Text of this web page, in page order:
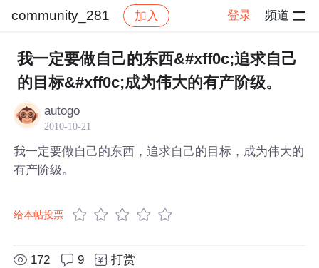
community_281 加入 登录 频道
社区 community_281 帖子详情
我一定要做自己的东西&#xff0c;追求自己
的目标&#xff0c;成为伟大的有产阶级。
autogo
2010-10-21
我一定要做自己的东西，追求自己的目标，成为伟大的
有产阶级。
给本帖投票
172 9 打赏